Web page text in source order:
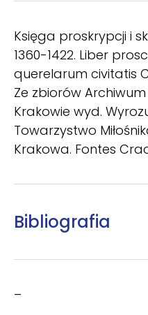
Księga proskrypcji i
1360-1422. Liber
querelarum civitatis
Ze zbiorów
Krakowie wyd.
Towarzystwo
Krakowa. Fontes
Bibliografia
–